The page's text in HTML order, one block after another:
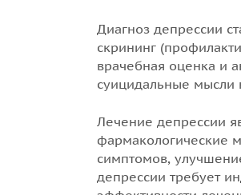
Диагноз депрессии
скрининг
врачебная оценка и
суицидальные мысли
Лечение депрессии
фармакологические
симптомов,
депрессии требует